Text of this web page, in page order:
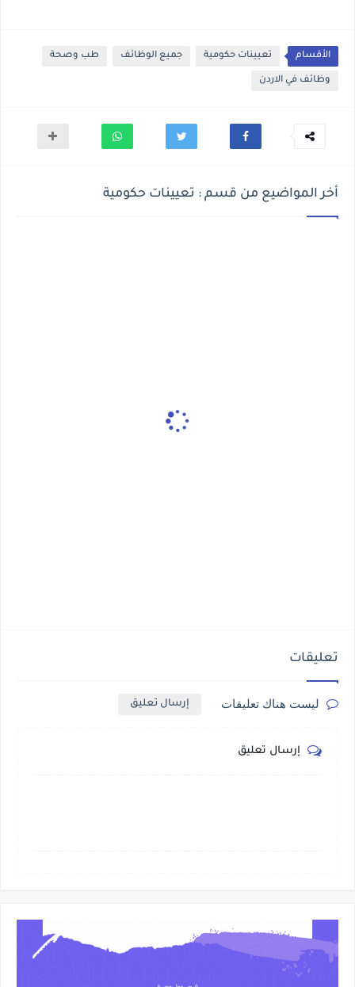
الأقسام تعيينات حكومية جميع الوظائف طب وصحة
وظائف في الاردن
أخر المواضيع من قسم : تعيينات حكومية
تعليقات
ليست هناك تعليقات إرسال تعليق
إرسال تعليق